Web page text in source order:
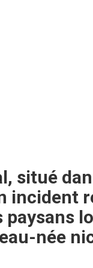
situé
incident
paysans
née